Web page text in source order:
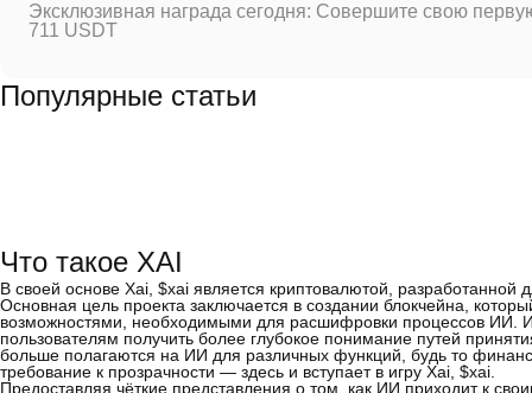
Эксклюзивная награда сегодня: Совершите свою
711 USDT
Популярные статьи
Что такое XAI
В своей основе Xai, $xai является криптовалютой,
Основная цель проекта заключается в создании блокчейна,
возможностями, необходимыми для расшифровки процессов ИИ.
пользователям получить более глубокое понимание путей
больше полагаются на ИИ для различных функций, будь то
требование к прозрачности — здесь и вступает в игру Xai, $xai.
Предоставляя чёткие представления о том, как ИИ приходит к